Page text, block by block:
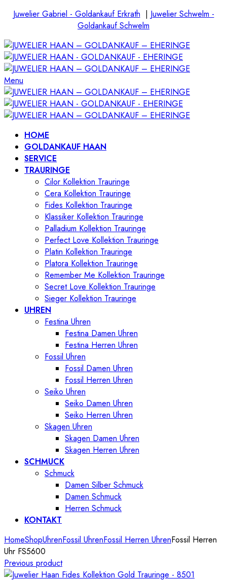
Juwelier Gabriel - Goldankauf Erkrath | Juwelier Schwelm -
Goldankauf Schwelm
Menu
HOME
GOLDANKAUF HAAN
SERVICE
TRAURINGE
Cilor Kollektion Trauringe
Cera Kollektion Trauringe
Fides Kollektion Trauringe
Klassiker Kollektion Trauringe
Palladium Kollektion Trauringe
Perfect Love Kollektion Trauringe
Platin Kollektion Trauringe
Platora Kollektion Trauringe
Remember Me Kollektion Trauringe
Secret Love Kollektion Trauringe
Sieger Kollektion Trauringe
UHREN
Festina Uhren
Festina Damen Uhren
Festina Herren Uhren
Fossil Uhren
Fossil Damen Uhren
Fossil Herren Uhren
Seiko Uhren
Seiko Damen Uhren
Seiko Herren Uhren
Skagen Uhren
Skagen Damen Uhren
Skagen Herren Uhren
SCHMUCK
Schmuck
Damen Silber Schmuck
Damen Schmuck
Herren Schmuck
KONTAKT
HomeShopUhrenFossil UhrenFossil Herren UhrenFossil Herren
Uhr FS5600
Previous product